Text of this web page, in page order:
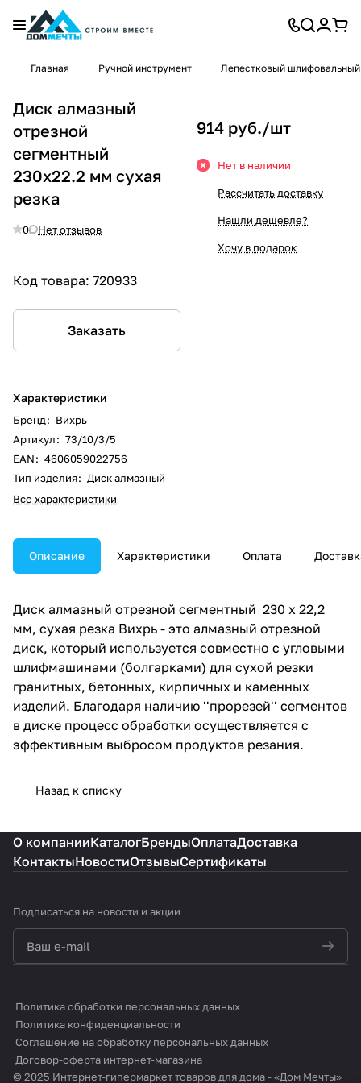
Главная Ручной инструмент Лепестковый шлифовальный
Диск алмазный
отрезной
сегментный
230х22.2 мм сухая
резка
0 Нет отзывов
Код товара: 720933
Заказать
Характеристики
Бренд: Вихрь
Артикул: 73/10/3/5
EAN: 4606059022756
Тип изделия: Диск алмазный
Все характеристики
914 руб./шт
Нет в наличии
Рассчитать доставку
Нашли дешевле?
Хочу в подарок
Описание Характеристики Оплата
Диск алмазный отрезной сегментный 230 х 22,2
мм, сухая резка Вихрь - это алмазный отрезной
диск, который используется совместно с угловыми
шлифмашинами (болгарками) для сухой резки
гранитных, бетонных, кирпичных и каменных
изделий. Благодаря наличию ''прорезей'' сегментов
в диске процесс обработки осуществляется с
эффективным выбросом продуктов резания.
Назад к списку
О компанииКаталогБрендыОплатаДоставка
КонтактыНовостиОтзывыСертификаты
Подписаться на новости и акции
Политика обработки персональных данных
Политика конфиденциальности
Соглашение на обработку персональных данных
Договор-оферта интернет-магазина
© 2025 Интернет-гипермаркет товаров для дома - «Дом Мечты»